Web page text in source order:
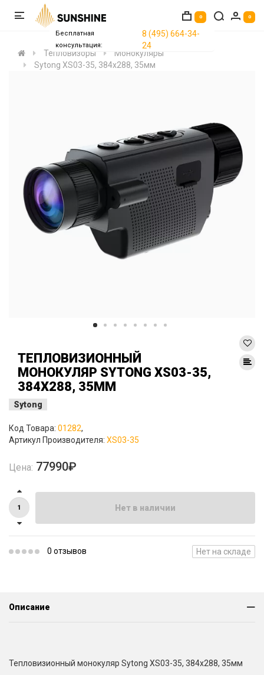
0 0
Бесплатная
консультация:
8 (495) 664-34-
24
Тепловизоры
Монокуляры
Sytong XS03-35, 384x288, 35мм
ТЕПЛОВИЗИОННЫЙ
МОНОКУЛЯР SYTONG XS03-35,
384X288, 35ММ
Sytong
Код Товара: 01282,
Артикул Производителя: XS03-35
Цена: 77990₽
Нет в наличии
0 отзывов Нет на складе
Описание
Тепловизионный монокуляр Sytong XS03-35, 384x288, 35мм